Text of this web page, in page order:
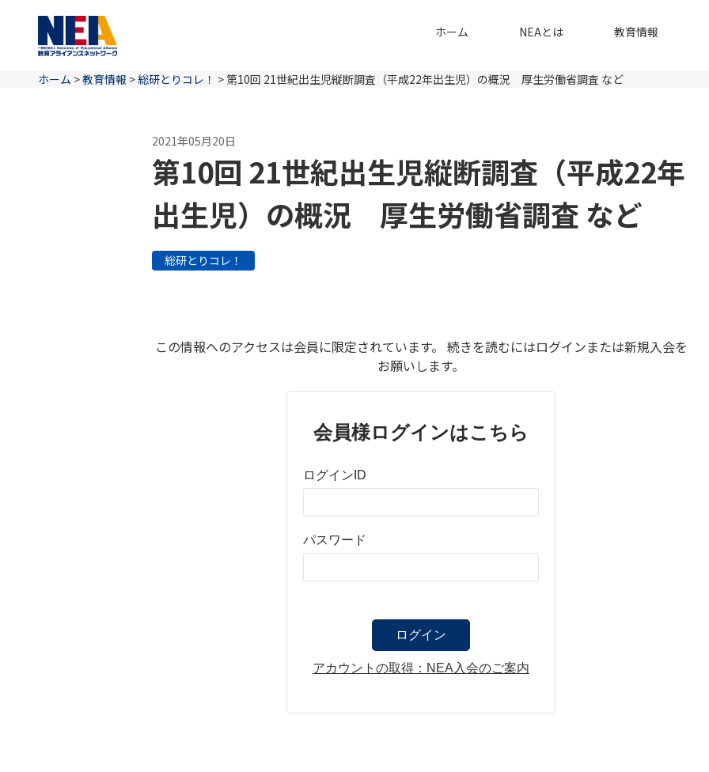
ホーム NEAとは 教育情報
ホーム >教育情報 >総研とりコレ！ >第10回 21世紀出生児縦断調査（平成22年出生児）の概況 厚生労働省調査 など
2021年05月20日
第10回 21世紀出生児縦断調査（平成22年
出生児）の概況 厚生労働省調査 など
総研とりコレ！
この情報へのアクセスは会員に限定されています。 続きを読むにはログインまたは新規入会を
お願いします。
会員様ログインはこちら
ログインID
パスワード
アカウントの取得：NEA入会のご案内